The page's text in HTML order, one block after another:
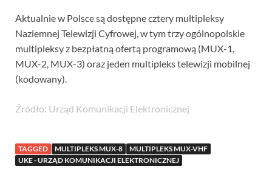
Aktualnie w Polsce są dostępne cztery multipleksy
Naziemnej Telewizji Cyfrowej, w tym trzy ogólnopolskie
multipleksy z bezpłatną ofertą programową (MUX-1,
MUX-2, MUX-3) oraz jeden multipleks telewizji mobilnej
(kodowany).
Źródło: Urząd Komunikacji Elektronicznej
TAGGED MULTIPLEKS MUX-8
MULTIPLEKS MUX-VHF
UKE - URZĄD KOMUNIKACJI ELEKTRONICZNEJ